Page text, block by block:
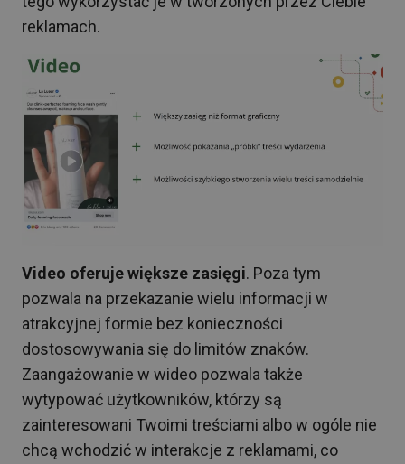
reklamach.
Video oferuje większe zasięgi. Poza tym
pozwala na przekazanie wielu informacji w
atrakcyjnej formie bez konieczności
dostosowywania się do limitów znaków.
Zaangażowanie w wideo pozwala także
wytypować użytkowników, którzy są
zainteresowani Twoimi treściami albo w ogóle nie
chcą wchodzić w interakcje z reklamami, co